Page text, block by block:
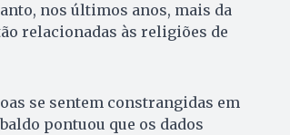
nos últimos anos, mais da
relacionadas às religiões de
se sentem constrangidas em
pontuou que os dados